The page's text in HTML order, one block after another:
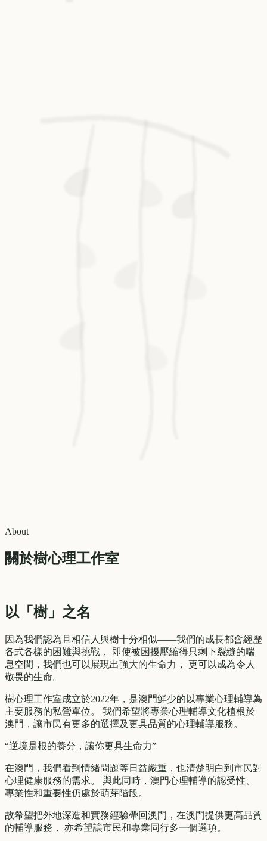
About
關於樹心理工作室
以「樹」之名
因為我們認為且相信人與樹十分相似——我們的成長都會經歷
各式各樣的困難與挑戰， 即使被困擾壓縮得只剩下裂縫的喘
息空間，我們也可以展現出強大的生命力， 更可以成為令人
敬畏的生命。
樹心理工作室成立於2022年，是澳門鮮少的以專業心理輔導為
主要服務的私營單位。 我們希望將專業心理輔導文化植根於
澳門，讓市民有更多的選擇及更具品質的心理輔導服務。
“逆境是根的養分，讓你更具生命力”
在澳門，我們看到情緒問題等日益嚴重，也清楚明白到市民對
心理健康服務的需求。 與此同時，澳門心理輔導的認受性、
專業性和重要性仍處於萌芽階段。
故希望把外地深造和實務經驗帶回澳門，在澳門提供更高品質
的輔導服務， 亦希望讓市民和專業同行多一個選項。